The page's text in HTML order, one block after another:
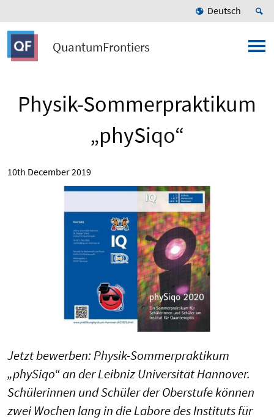
Deutsch
QuantumFrontiers
Physik-Sommerpraktikum
„phySiqo“
10th December 2019
Jetzt bewerben: Physik-Sommerpraktikum
„phySiqo“ an der Leibniz Universität Hannover.
Schülerinnen und Schüler der Oberstufe können
zwei Wochen lang in die Labore des Instituts für